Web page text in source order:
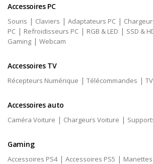
Accessoires PC
Souris | Claviers | Adaptateurs PC |
PC | Refroidisseurs PC | RGB & LED | SSD &
Gaming | Webcam
Accessoires TV
Récepteurs Numérique | Télécommandes |
Accessoires auto
Caméra Voiture | Chargeurs Voiture |
Gaming
Accessoires PS4| Accessoires PS5 | Manettes